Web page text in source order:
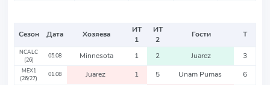
Сезон Дата Хозяева
ИТ
1
ИТ
2
Гости Т
NCALC
(26)
05.08 Minnesota 1 2 Juarez 3
MEX1
(26/27)
01.08 Juarez 1 5 Unam Pumas 6